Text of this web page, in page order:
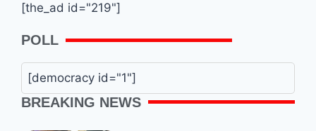
[the_ad id="219"]
POLL
[democracy id="1"]
BREAKING NEWS